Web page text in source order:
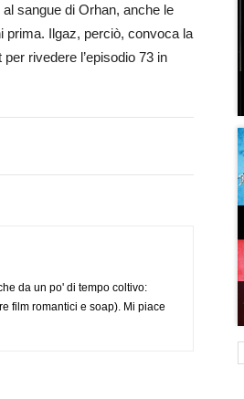
sangue di Orhan, anche le
prima. Ilgaz, perciò, convoca la
rivedere l’episodio 73 in
da un po' di tempo coltivo:
film romantici e soap). Mi piace